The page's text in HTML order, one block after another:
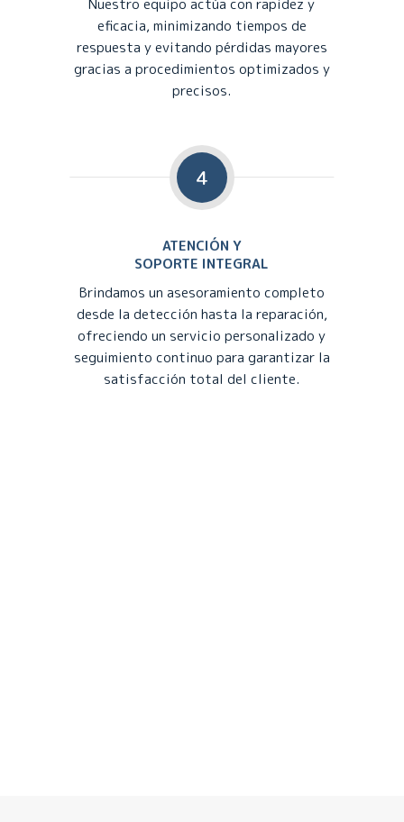
Nuestro equipo actúa con rapidez y
eficacia, minimizando tiempos de
respuesta y evitando pérdidas mayores
gracias a procedimientos optimizados y
precisos.
4
ATENCIÓN Y
SOPORTE INTEGRAL
Brindamos un asesoramiento completo
desde la detección hasta la reparación,
ofreciendo un servicio personalizado y
seguimiento continuo para garantizar la
satisfacción total del cliente.